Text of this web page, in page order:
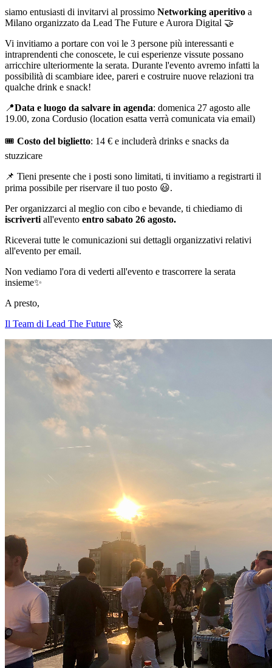
siamo entusiasti di invitarvi al prossimo Networking aperitivo a
Milano organizzato da Lead The Future e Aurora Digital 🤝
Vi invitiamo a portare con voi le 3 persone più interessanti e
intraprendenti che conoscete, le cui esperienze vissute possano
arricchire ulteriormente la serata. Durante l'evento avremo infatti la
possibilità di scambiare idee, pareri e costruire nuove relazioni tra
qualche drink e snack!
📍Data e luogo da salvare in agenda: domenica 27 agosto alle
19.00, zona Cordusio (location esatta verrà comunicata via email)
🎟️ Costo del biglietto: 14 € e includerà drinks e snacks da
stuzzicare
📌 Tieni presente che i posti sono limitati, ti invitiamo a registrarti il
prima possibile per riservare il tuo posto 😃.
Per organizzarci al meglio con cibo e bevande, ti chiediamo di
iscrivertiall'evento entro sabato 26 agosto.
Riceverai tutte le comunicazioni sui dettagli organizzativi relativi
all'evento per email.
Non vediamo l'ora di vederti all'evento e trascorrere la serata
insieme✨
A presto,
Il Team di Lead The Future 🚀